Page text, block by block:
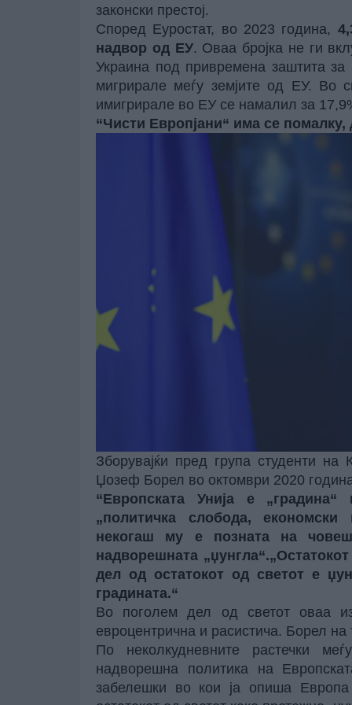
законски престој.
Според Еуростат, во 2023 година,
надвор од ЕУ. Оваа бројка не ги
Украина под привремена заштита
мигрирале меѓу земјите од ЕУ. Во
имигрирале во ЕУ се намалил за
“Чисти Европјани“ има се
Зборувајќи пред група студенти
Џозеф Борел во октомври 2020
“Европската Унија е
„политичка слобода, економски
некогаш му е позната на
надворешната
дел од остатокот од светот е
градината.“
Во поголем дел од светот оваа
евроцентрична и расистича. Борел на
По неколкудневните растечки
надворешна политика на
забелешки во кои ја опиша Европа